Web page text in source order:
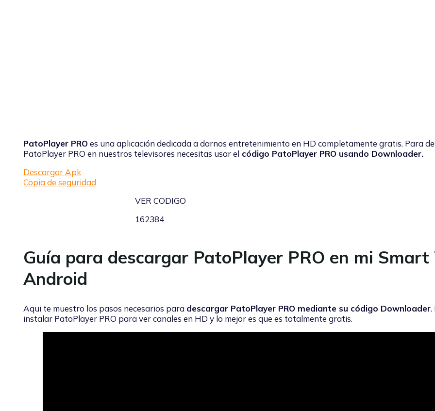
PatoPlayer PRO es una aplicación dedicada a darnos entretenimiento en HD completamente gratis. Para
PatoPlayer PRO en nuestros televisores necesitas usar el código PatoPlayer PRO usando Downloader.
Descargar Apk
Copia de seguridad
VER CODIGO
162384
Guía para descargar PatoPlayer PRO en mi Smart
Android
Aqui te muestro los pasos necesarios para descargar PatoPlayer PRO mediante su código Downloader.
instalar PatoPlayer PRO para ver canales en HD y lo mejor es que es totalmente gratis.